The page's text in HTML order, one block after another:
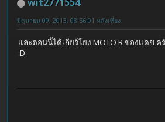
มิถุนายน 09, 2013, 08:56:01 หลังเที่ยง
และตอนนี้ได้เกียร์โยง MOTO R ของแดช
:D